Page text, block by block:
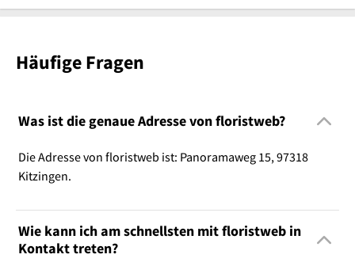
Häufige Fragen
Was ist die genaue Adresse von floristweb?
Die Adresse von floristweb ist: Panoramaweg 15, 97318
Kitzingen.
Wie kann ich am schnellsten mit floristweb in
Kontakt treten?